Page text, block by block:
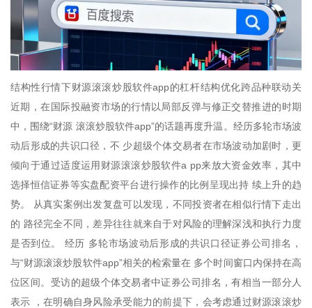
结构性行情下财源滚滚炒股软件app的杠杆结构优化跨品种联动关
近期，在国际投融资市场的行情以局部反弹与修正交替推进的时期
中，围绕“财源 滚滚炒股软件app”的话题再度升温。经历多轮市场波
动后形成的共识口径，不 少超级个体交易者在市场波动加剧时，更
倾向于通过适度运用财源滚滚炒股软件a pp来放大资金效率，其中
选择恒信证券等实盘配资平台进行操作的比例呈现出持 续上升的趋
势。 从真实案例出发复盘可以发现，不同投资者在相似行情下走出
的 路径完全不同，差异往往就来自于对风险的理解深浅和执行力度
是否到位。 经历 多轮市场波动后形成的共识口径证券公司排名，
与“财源滚滚炒股软件app”相关的检索量在 多个时间窗口内保持在高
位区间。受访的超级个体交易者中证券公司排名，有相当一部分人
表示 ，在明确自身风险承受能力的前提下，会考虑通过财源滚滚炒